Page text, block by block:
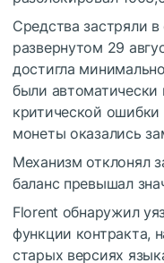
Средства застряли
развернутом 29
достигла
были автоматически
критической ошибки
монеты оказались
Механизм отклонял
баланс превышал
Florent обнаружил
функции контракта,
старых версиях